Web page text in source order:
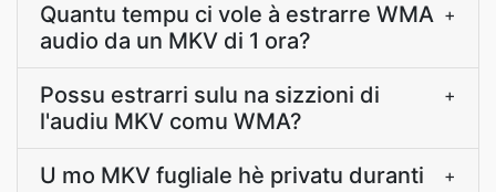
Quantu tempu ci vole à estrarre WMA
audio da un MKV di 1 ora?
+
Possu estrarri sulu na sizzioni di
l'audiu MKV comu WMA?
+
U mo MKV fugliale hè privatu duranti
+